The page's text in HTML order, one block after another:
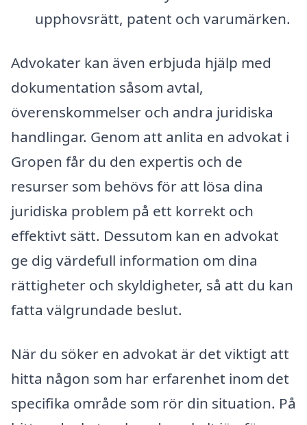
upphovsrätt, patent och varumärken.
Advokater kan även erbjuda hjälp med
dokumentation såsom avtal,
överenskommelser och andra juridiska
handlingar. Genom att anlita en advokat i
Gropen får du den expertis och de
resurser som behövs för att lösa dina
juridiska problem på ett korrekt och
effektivt sätt. Dessutom kan en advokat
ge dig värdefull information om dina
rättigheter och skyldigheter, så att du kan
fatta välgrundade beslut.
När du söker en advokat är det viktigt att
hitta någon som har erfarenhet inom det
specifika område som rör din situation. På